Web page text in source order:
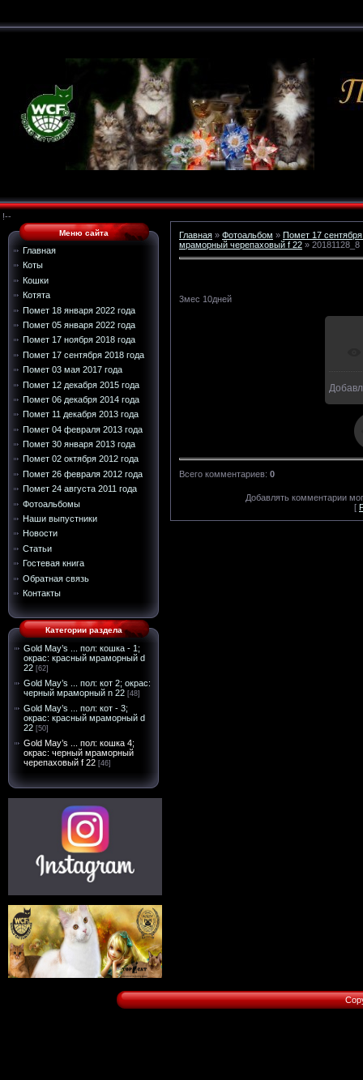
!--
Меню сайта
Главная
Коты
Кошки
Котята
Помет 18 января 2022 года
Помет 05 января 2022 года
Помет 17 ноября 2018 года
Помет 17 сентября 2018 года
Помет 03 мая 2017 года
Помет 12 декабря 2015 года
Помет 06 декабря 2014 года
Помет 11 декабря 2013 года
Помет 04 февраля 2013 года
Помет 30 января 2013 года
Помет 02 октября 2012 года
Помет 26 февраля 2012 года
Помет 24 августа 2011 года
Фотоальбомы
Наши выпустники
Новости
Статьи
Гостевая книга
Обратная связь
Контакты
Категории раздела
Gold May’s ... пол: кошка - 1;
окрас: красный мраморный d
22 [62]
Gold May’s ... пол: кот 2; окрас:
черный мраморный n 22 [48]
Gold May’s ... пол: кот - 3;
окрас: красный мраморный d
22 [50]
Gold May’s ... пол: кошка 4;
окрас: черный мраморный
черепаховый f 22 [46]
Главная » Фотоальбом » Помет 17 сентября
мраморный черепаховый f 22 » 20181128_8
3мес 10дней
Всего комментариев: 0
Добавлять комментарии
[